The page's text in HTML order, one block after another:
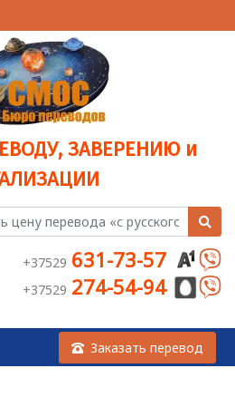
ЗАВЕРЕНИЮ и
+37529 631-73-57
+37529 274-54-94
Заказать перевод